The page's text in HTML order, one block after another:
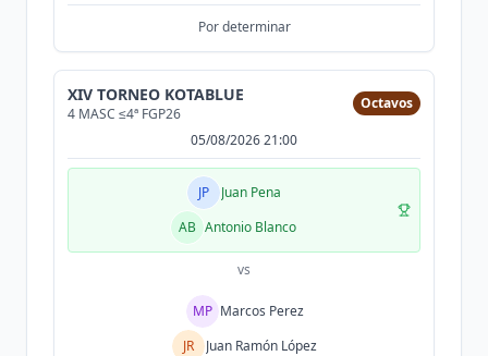
Por determinar
XIV TORNEO KOTABLUE
4 MASC ≤4ª FGP26
Octavos
05/08/2026 21:00
JP
Juan Pena
AB Antonio Blanco
vs
MP Marcos Perez
JR
Juan Ramón López